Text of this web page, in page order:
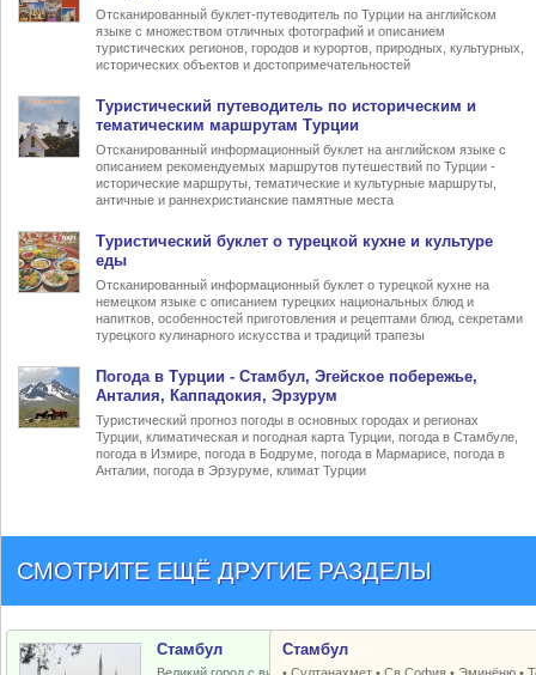
Отсканированный буклет-путеводитель по Турции на английском
языке с множеством отличных фотографий и описанием
туристических регионов, городов и курортов, природных, культурных,
исторических объектов и достопримечательностей
Туристический путеводитель по историческим и
тематическим маршрутам Турции
Отсканированный информационный буклет на английском языке с
описанием рекомендуемых маршрутов путешествий по Турции -
исторические маршруты, тематические и культурные маршруты,
античные и раннехристианские памятные места
Туристический буклет о турецкой кухнеи культуре
еды
Отсканированный информационный буклет о турецкой кухне на
немецком языке с описанием турецких национальных блюд и
напитков, особенностей приготовления и рецептами блюд, секретами
турецкого кулинарного искусства и традиций трапезы
Погода в Турции - Стамбул, Эгейское побережье,
Анталия, Каппадокия, Эрзурум
Туристический прогноз погоды в основных городах и регионах
Турции, климатическая и погодная карта Турции, погода в Стамбуле,
погода в Измире, погода в Бодруме, погода в Мармарисе, погода в
Анталии, погода в Эрзуруме, климат Турции
СМОТРИТЕ ЕЩЁ ДРУГИЕ РАЗДЕЛЫ
Стамбул Стамбул